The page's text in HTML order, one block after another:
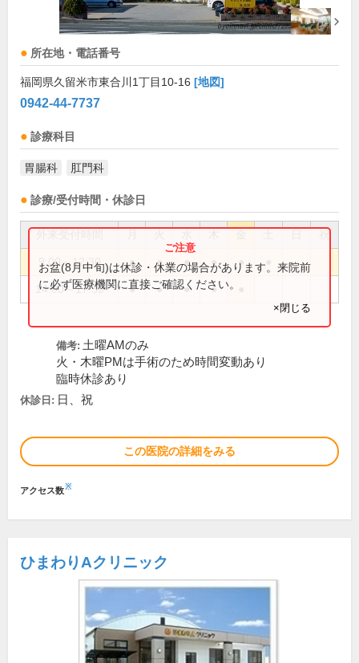
所在地・電話番号
福岡県久留米市東合川1丁目10-16 [地図]
0942-44-7737
診療科目
胃腸科 肛門科
診療/受付時間・休診日
祝
9:00～12:30 ● ● ● ● ●
14:00～17:30 ● ● ● ●
お盆(8月中旬)は休診・休業の場合があります。来院前
に必ず医療機関に直接ご確認ください。
×閉じる
備考: 土曜AMのみ
火・木曜PMは手術のため時間変動あり
臨時休診あり
休診日: 日、祝
この医院の詳細をみる
アクセス数※
ひまわりAクリニック